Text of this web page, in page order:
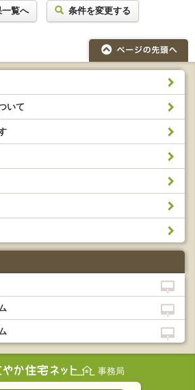
一覧へ 条件を変更する
いて
事務局